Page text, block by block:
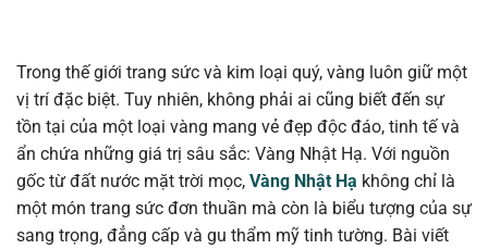
Trong thế giới trang sức và kim loại quý, vàng luôn giữ một
vị trí đặc biệt. Tuy nhiên, không phải ai cũng biết đến sự
tồn tại của một loại vàng mang vẻ đẹp độc đáo, tinh tế và
ẩn chứa những giá trị sâu sắc: Vàng Nhật Hạ. Với nguồn
gốc từ đất nước mặt trời mọc, Vàng Nhật Hạ không chỉ là
một món trang sức đơn thuần mà còn là biểu tượng của sự
sang trọng, đẳng cấp và gu thẩm mỹ tinh tường. Bài viết